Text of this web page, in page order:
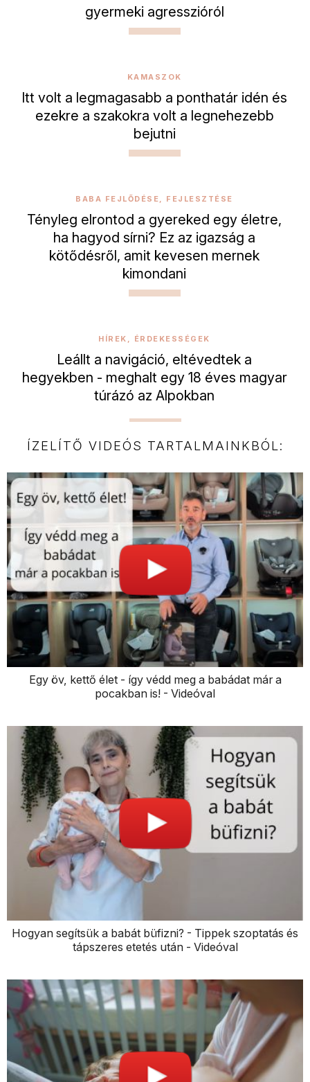
gyermeki agresszióról
KAMASZOK
Itt volt a legmagasabb a ponthatár idén és
ezekre a szakokra volt a legnehezebb
bejutni
BABA FEJLŐDÉSE, FEJLESZTÉSE
Tényleg elrontod a gyereked egy életre,
ha hagyod sírni? Ez az igazság a
kötődésről, amit kevesen mernek
kimondani
HÍREK, ÉRDEKESSÉGEK
Leállt a navigáció, eltévedtek a
hegyekben - meghalt egy 18 éves magyar
túrázó az Alpokban
ÍZELÍTŐ VIDEÓS TARTALMAINKBÓL:
Egy öv, kettő élet - így védd meg a babádat már a
pocakban is! - Videóval
Hogyan segítsük a babát büfizni? - Tippek szoptatás és
tápszeres etetés után - Videóval